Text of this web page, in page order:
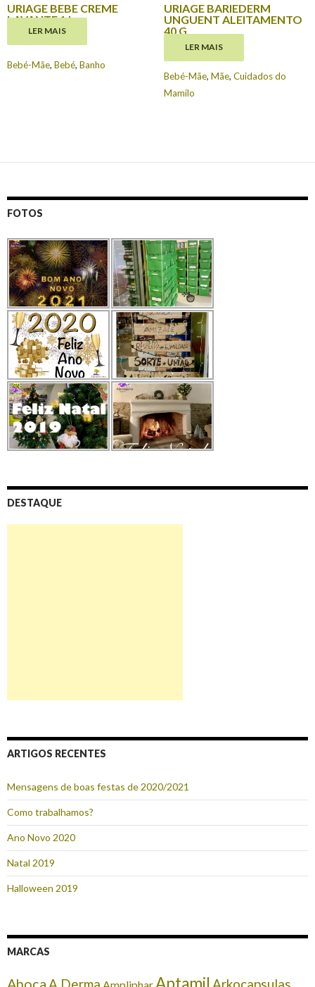
URIAGE BEBE CREME
LAVANTE 1 L
23.50
LER MAIS
Bebé-Mãe, Bebé, Banho
URIAGE BARIEDERM
UNGUENT ALEITAMENTO
40 G
18.35LER MAIS
Bebé-Mãe, Mãe, Cuidados do
Mamilo
FOTOS
DESTAQUE
ARTIGOS RECENTES
Mensagens de boas festas de 2020/2021
Como trabalhamos?
Ano Novo 2020
Natal 2019
Halloween 2019
MARCAS